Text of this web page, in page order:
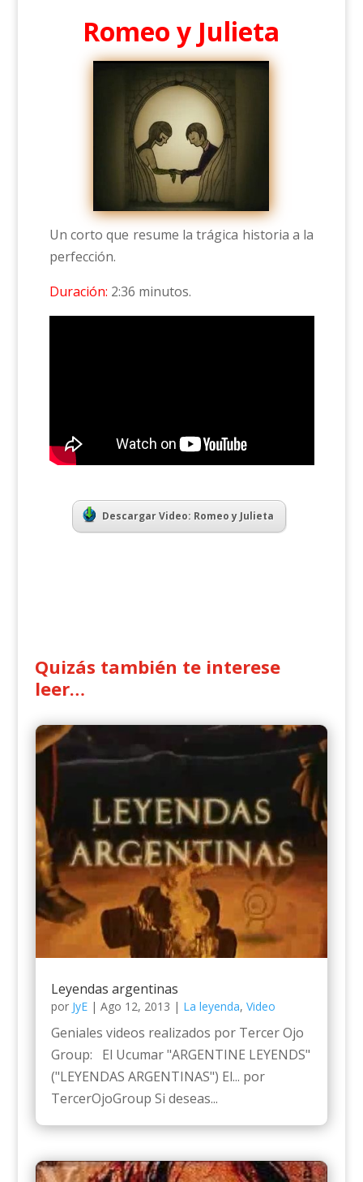
Romeo y Julieta
Un corto que resume la trágica historia a la
perfección.
Duración: 2:36 minutos.
Descargar Video: Romeo y Julieta
Quizás también te interese
leer…
Leyendas argentinas
por JyE| Ago 12, 2013 | La leyenda, Video
Geniales videos realizados por Tercer Ojo
Group: El Ucumar "ARGENTINE LEYENDS"
("LEYENDAS ARGENTINAS") El... por
TercerOjoGroup Si deseas...